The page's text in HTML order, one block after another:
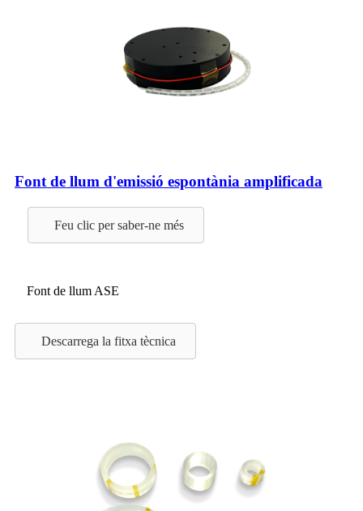
Font de llum d'emissió espontània amplificada
Feu clic per saber-ne més
Font de llum ASE
Descarrega la fitxa tècnica